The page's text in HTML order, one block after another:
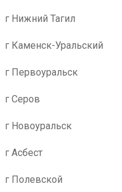
г Нижний Тагил
г Каменск-Уральский
г Первоуральск
г Серов
г Новоуральск
г Асбест
г Полевской